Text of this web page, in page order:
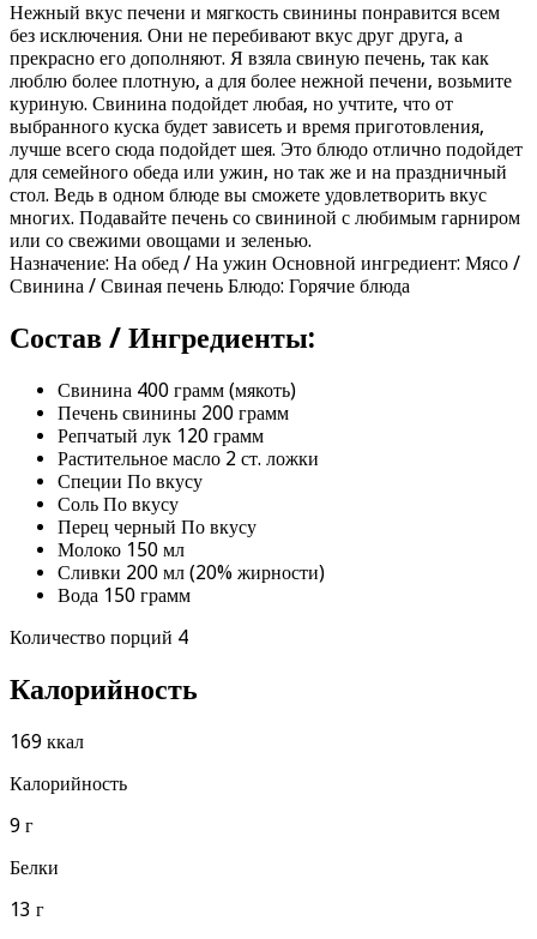
Нежный вкус печени и мягкость свинины понравится всем
без исключения. Они не перебивают вкус друг друга, а
прекрасно его дополняют. Я взяла свиную печень, так как
люблю более плотную, а для более нежной печени, возьмите
куриную. Свинина подойдет любая, но учтите, что от
выбранного куска будет зависеть и время приготовления,
лучше всего сюда подойдет шея. Это блюдо отлично подойдет
для семейного обеда или ужин, но так же и на праздничный
стол. Ведь в одном блюде вы сможете удовлетворить вкус
многих. Подавайте печень со свининой с любимым гарниром
или со свежими овощами и зеленью.
Назначение: На обед / На ужин Основной ингредиент: Мясо /
Свинина / Свиная печень Блюдо: Горячие блюда
Состав / Ингредиенты:
Свинина 400 грамм (мякоть)
Печень свинины 200 грамм
Репчатый лук 120 грамм
Растительное масло 2 ст. ложки
Специи По вкусу
Соль По вкусу
Перец черный По вкусу
Молоко 150 мл
Сливки 200 мл (20% жирности)
Вода 150 грамм
Количество порций 4
Калорийность
169 ккал
Калорийность
9 г
Белки
13 г